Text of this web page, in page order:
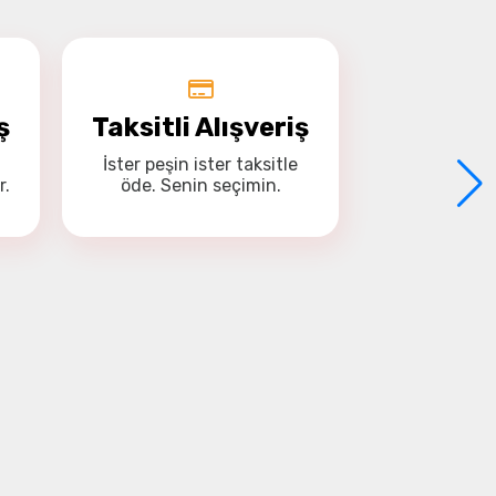
Taksitli Alışveriş
İster peşin ister taksitle
öde. Senin seçimin.